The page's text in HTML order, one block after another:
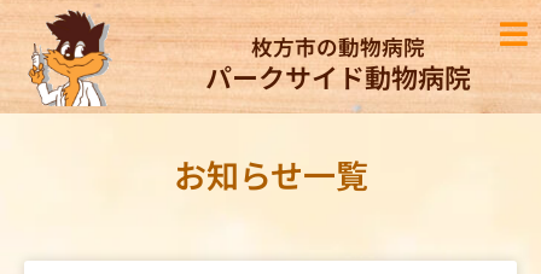
枚方市の動物病院
パークサイド動物病院
お知らせ一覧